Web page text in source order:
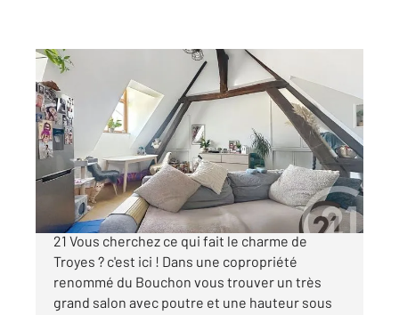
TROYES 10
43 m
, 3 pièces
Ref : 71415
Appartement à vendre
127 000 €
Un Magnifique T3 au centre ville chez Century
21 Vous cherchez ce qui fait le charme de
Troyes ? c'est ici ! Dans une copropriété
renommé du Bouchon vous trouver un très
grand salon avec poutre et une hauteur sous